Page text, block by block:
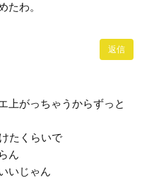
たわ。
返信
上がっちゃうからずっと
たくらいで
ん
いじゃん